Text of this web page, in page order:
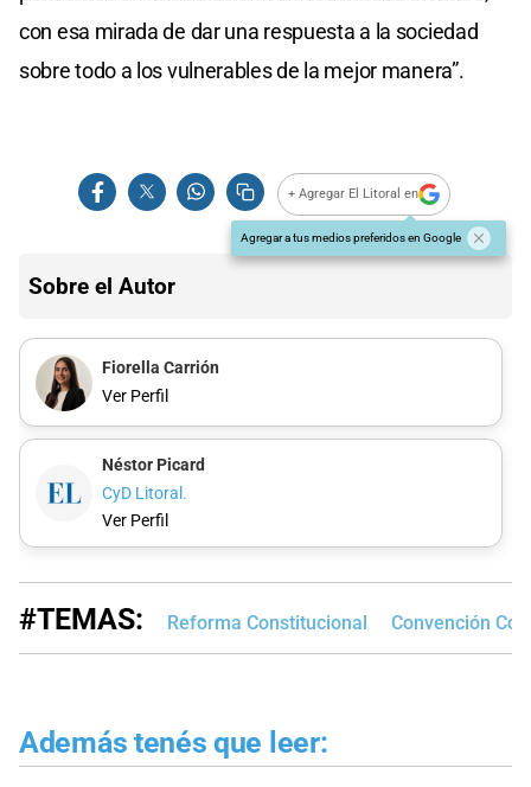
con esa mirada de dar una respuesta a la sociedad
sobre todo a los vulnerables de la mejor manera”.
+ Agregar El Litoral en
Agregar a tus medios preferidos en Google
Sobre el Autor
Fiorella Carrión
Ver Perfil
Néstor Picard
CyD Litoral.
Ver Perfil
#TEMAS: Reforma Constitucional Convención
Además tenés que leer: